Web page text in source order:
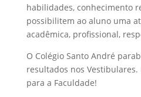
habilidades, conhecimento
possibilitem ao aluno uma
acadêmica, profissional,
O Colégio Santo André
resultados nos
para a Faculdade!